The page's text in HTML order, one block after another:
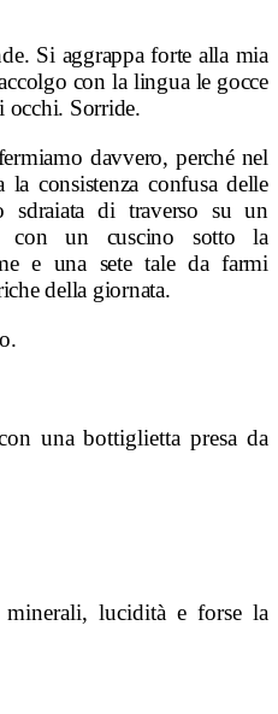
Si aggrappa forte alla mia
con la lingua le gocce
occhi. Sorride.
davvero, perché nel
consistenza confusa delle
di traverso su un
con un cuscino sotto la
e una sete tale da farmi
della giornata.
una bottiglietta presa da
lucidità e forse la